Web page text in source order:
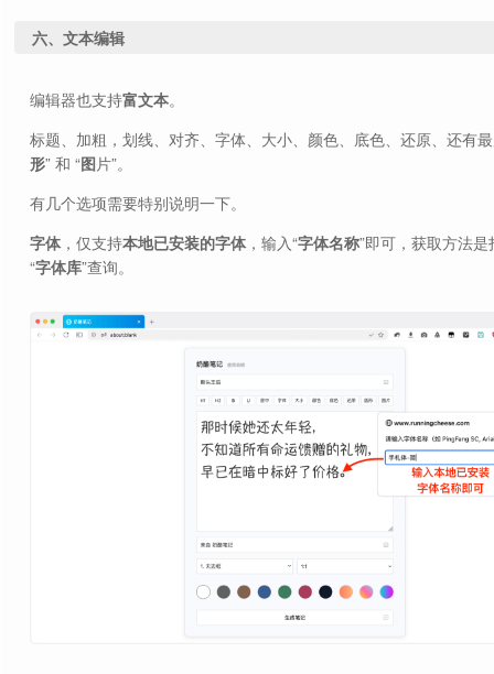
六、文本编辑
编辑器也支持富文本。
标题、加粗，划线、对齐、字体、大小、颜色、底色、还原、还有
形” 和 “图片”。
有几个选项需要特别说明一下。
字体，仅支持本地已安装的字体，输入“字体名称”即可，获取方法
“字体库”查询。